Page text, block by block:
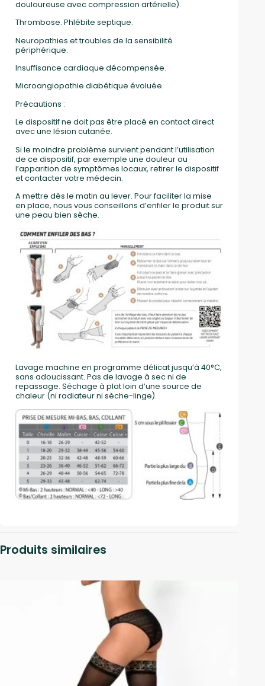
douloureuse avec compression artérielle).
Thrombose. Phlébite septique.
Neuropathies et troubles de la sensibilité
périphérique.
Insuffisance cardiaque décompensée.
Microangiopathie diabétique évoluée.
Précautions :
Le dispositif ne doit pas être placé en contact direct
avec une lésion cutanée.
Si le moindre problème survient pendant l’utilisation
de ce dispositif, par exemple une douleur ou
l’apparition de symptômes locaux, retirer le dispositif
et contacter votre médecin.
A mettre dès le matin au lever. Pour faciliter la mise
en place, nous vous conseillons d’enfiler le produit sur
une peau bien sèche.
Lavage machine en programme délicat jusqu’à 40°C,
sans adoucissant. Pas de lavage à sec ni de
repassage. Séchage à plat loin d’une source de
chaleur (ni radiateur ni sèche-linge).
Produits similaires